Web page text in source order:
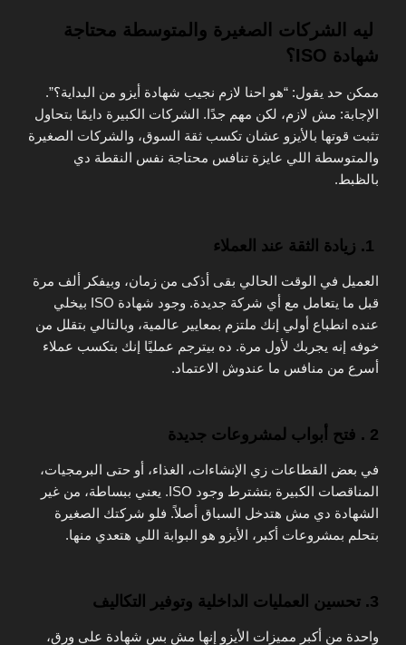
ليه الشركات الصغيرة والمتوسطة محتاجة
شهادة ISO؟
ممكن حد يقول: “هو احنا لازم نجيب شهادة أيزو من البداية؟”.
الإجابة: مش لازم، لكن مهم جدًا. الشركات الكبيرة دايمًا بتحاول
تثبت قوتها بالأيزو عشان تكسب ثقة السوق، والشركات الصغيرة
والمتوسطة اللي عايزة تنافس محتاجة نفس النقطة دي
بالظبط.
العميل في الوقت الحالي بقى أذكى من زمان، وبيفكر ألف مرة
قبل ما يتعامل مع أي شركة جديدة. وجود شهادة ISO بيخلي
عنده انطباع أولي إنك ملتزم بمعايير عالمية، وبالتالي بتقلل من
خوفه إنه يجربك لأول مرة. ده بيترجم عمليًا إنك بتكسب عملاء
أسرع من منافس ما عندوش الاعتماد.
2 . فتح أبواب لمشروعات جديدة
في بعض القطاعات زي الإنشاءات، الغذاء، أو حتى البرمجيات،
المناقصات الكبيرة بتشترط وجود ISO. يعني ببساطة، من غير
الشهادة دي مش هتدخل السباق أصلاً. فلو شركتك الصغيرة
بتحلم بمشروعات أكبر، الأيزو هو البوابة اللي هتعدي منها.
3. تحسين العمليات الداخلية وتوفير التكاليف
واحدة من أكبر مميزات الأيزو إنها مش بس شهادة على ورق،